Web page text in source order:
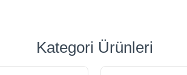
Kategori Ürünleri